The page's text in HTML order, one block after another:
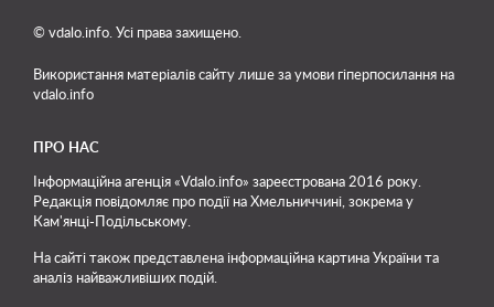
© vdalo.info. Усі права захищено.
Використання матеріалів сайту лише за умови гіперпосилання на
vdalo.info
ПРО НАС
Інформаційна агенція «Vdalo.info» зареєстрована 2016 року.
Редакція повідомляє про події на Хмельниччині, зокрема у
Кам'янці-Подільському.
На сайті також представлена інформаційна картина України та
аналіз найважливіших подій.